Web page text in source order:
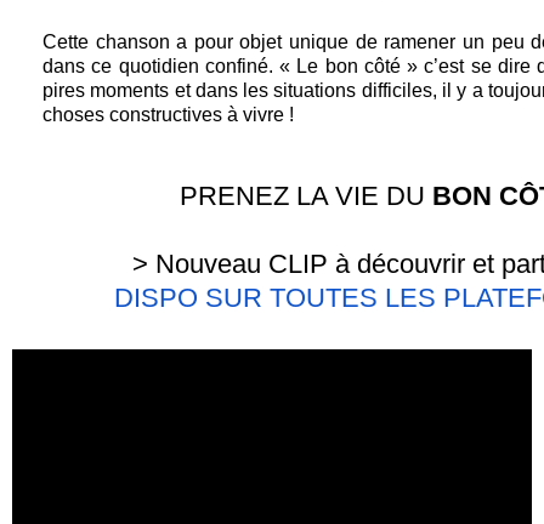
Cette chanson a pour objet unique de ramener un peu
dans ce quotidien confiné. « Le bon côté » c’est se dire
pires moments et dans les situations difficiles, il y a
choses constructives à vivre !
PRENEZ LA VIE DU BON
> Nouveau CLIP à découvrir et
DISPO SUR TOUTES LES